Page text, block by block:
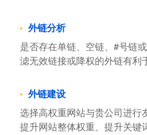
外链分析
是否存在单链、空链、#号链
滤无效链接或降权的外链有利
外链建设
选择高权重网站与贵公司进行
提升网站整体权重、提升关键